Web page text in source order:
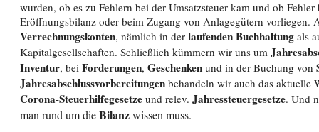
wurden, ob es zu Fehlern bei der Umsatzsteuer kam und ob Fehler
Eröffnungsbilanz oder beim Zugang von Anlagegütern vorliegen.
Verrechnungskonten, nämlich in der laufenden Buchhaltung als
Kapitalgesellschaften. Schließlich kümmern wir uns um
Inventur, bei Forderungen, Geschenken und in der Buchung von
Jahresabschlussvorbereitungen behandeln wir auch das aktuelle
Corona-Steuerhilfegesetze und relev. Jahressteuergesetze. Und
man rund um dieBilanzwissen muss.